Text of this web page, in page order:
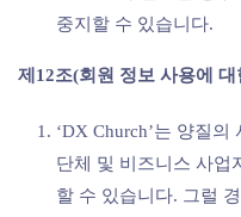
중지할 수 있습니다.
제12조(회원 정보 사용에 대
‘DX Church’는 양질
단체 및 비즈니스 사업
할 수 있습니다. 그럴